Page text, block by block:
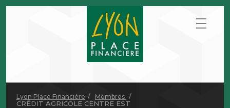
Lyon Place Financière Membres
CRÉDIT AGRICOLE CENTRE EST